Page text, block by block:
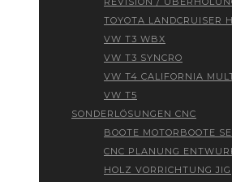
TOYOTA LANDCRUISER
VW T3 WBX
VW T3 SYNCRO
VW T4 CALIFORNIA
VW T5
SONDERLÖSUNGEN CNC
BOOTE MOTORBOOTE
CNC PLANUNG
HOLZ VORRICHTUNG JIG